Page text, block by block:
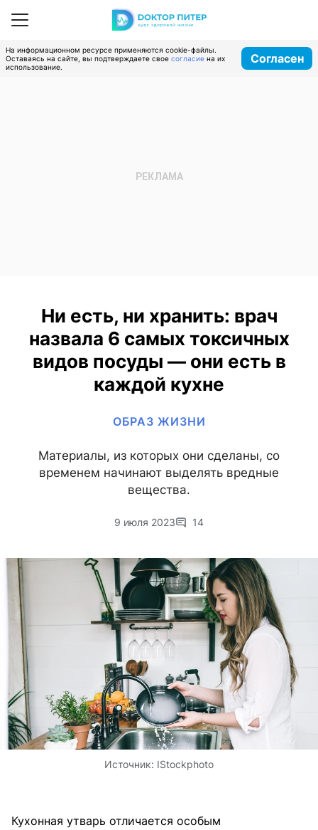
На информационном ресурсе применяются cookie-файлы.
Оставаясь на сайте, вы подтверждаете свое согласие на их
использование.
Согласен
Ни есть, ни хранить: врач
назвала 6 самых токсичных
видов посуды — они есть в
каждой кухне
ОБРАЗ ЖИЗНИ
Материалы, из которых они сделаны, со
временем начинают выделять вредные
вещества.
9 июля 2023 14
Источник: IStockphoto
Кухонная утварь отличается особым